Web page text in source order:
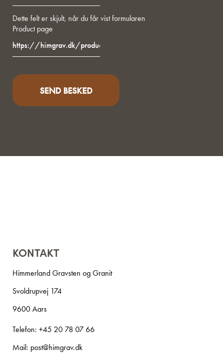
Dette felt er skjult, når du får vist formularen
Product page
KONTAKT
Himmerland Gravsten og Granit
Svoldrupvej 174
9600 Aars
Telefon: +45 20 78 07 66
Mail: post@himgrav.dk